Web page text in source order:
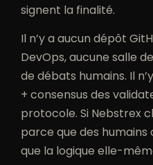
signent la finalité.
Il n’y a aucun dépôt
DevOps, aucune salle
de débats humains. Il
+ consensus des
protocole. Si Nebstrex
parce que des humains
que la logique elle-